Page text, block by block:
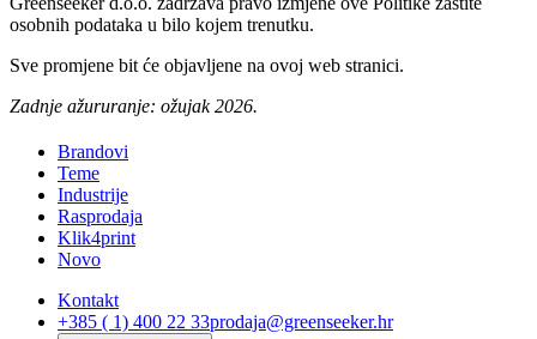
osobnih podataka u bilo kojem trenutku.
Sve promjene bit će objavljene na ovoj web stranici.
Zadnje ažururanje: ožujak 2026.
Brandovi
Teme
Industrije
Rasprodaja
Klik4print
Novo
Kontakt
+385 ( 1) 400 22 33prodaja@greenseeker.hr